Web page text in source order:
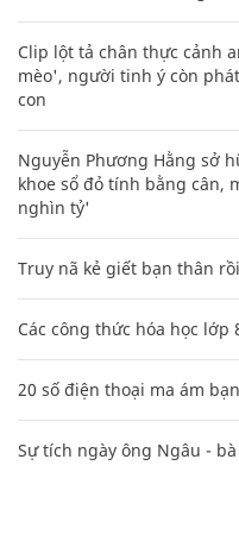
Clip lột tả chân thực cảnh
mèo', người tinh ý còn
con
Nguyễn Phương Hằng sở
khoe sổ đỏ tính bằng cân,
nghìn tỷ'
Truy nã kẻ giết bạn thân
Các công thức hóa học lớp
20 số điện thoại ma ám
Sự tích ngày ông Ngâu -